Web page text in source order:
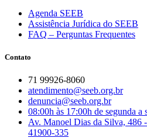
Agenda SEEB
Assistência Jurídica do SEEB
FAQ – Perguntas Frequentes
Contato
71 99926-8060
atendimento@seeb.org.br
denuncia@seeb.org.br
08:00h às 17:00h de segunda a
Av. Manoel Dias da Silva, 486
41900-335